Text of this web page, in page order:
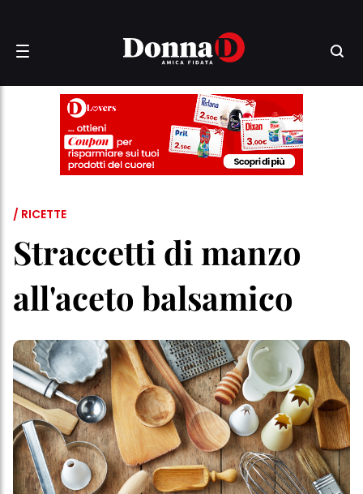
/ RICETTE
Straccetti di manzo
all'aceto balsamico